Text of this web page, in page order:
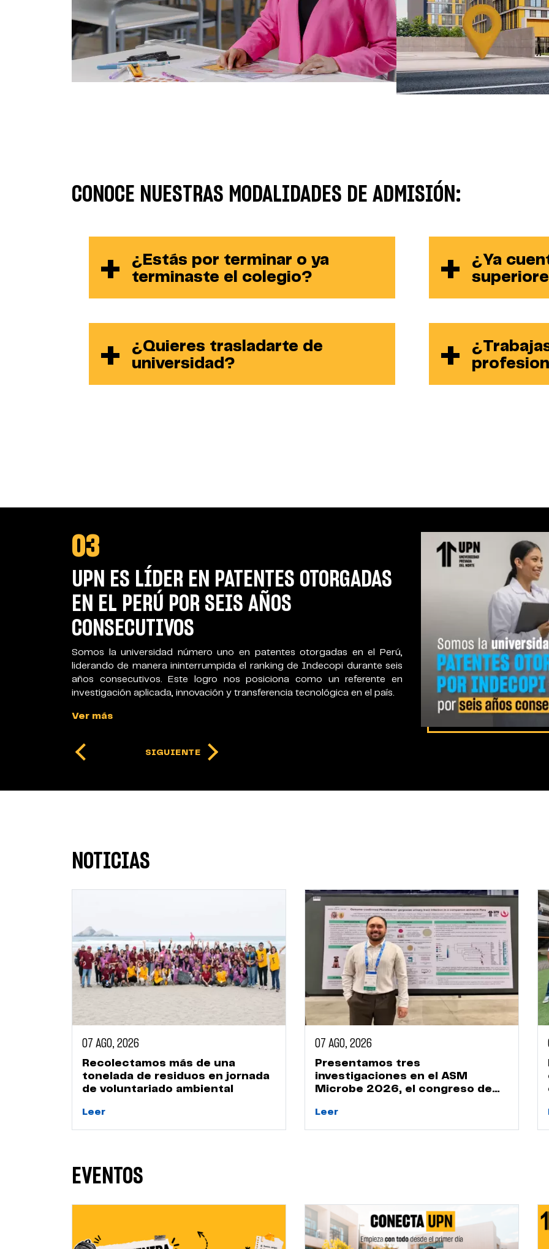
CONOCE NUESTRAS MODALIDADES DE ADMISIÓN:
¿Estás por terminar o ya
terminaste el colegio?
¿Ya
¿Quieres trasladarte de
universidad?
04
SOMOS LA ÚNICA UNIVERSIDAD PERUANA
GANADORA DEL PREMIO CATALYST 2025
Nos posicionamos como la única universidad en Perú que ha logrado el
categoría de“Adopción de Tecnología”, reconociendo la implementación
exitosa del proyecto Anthology Adopt para mejorar la experiencia digital
de nuestros estudiantes.
NOTICIAS
07 AGO, 2026
Recolectamos más de una
tonelada de residuos en jornada
de voluntariado ambiental
Leer
07 AGO, 2026
Presentamos tres
investigaciones en el ASM
Microbe 2026, el congreso de
del mundo
Leer
EVENTOS